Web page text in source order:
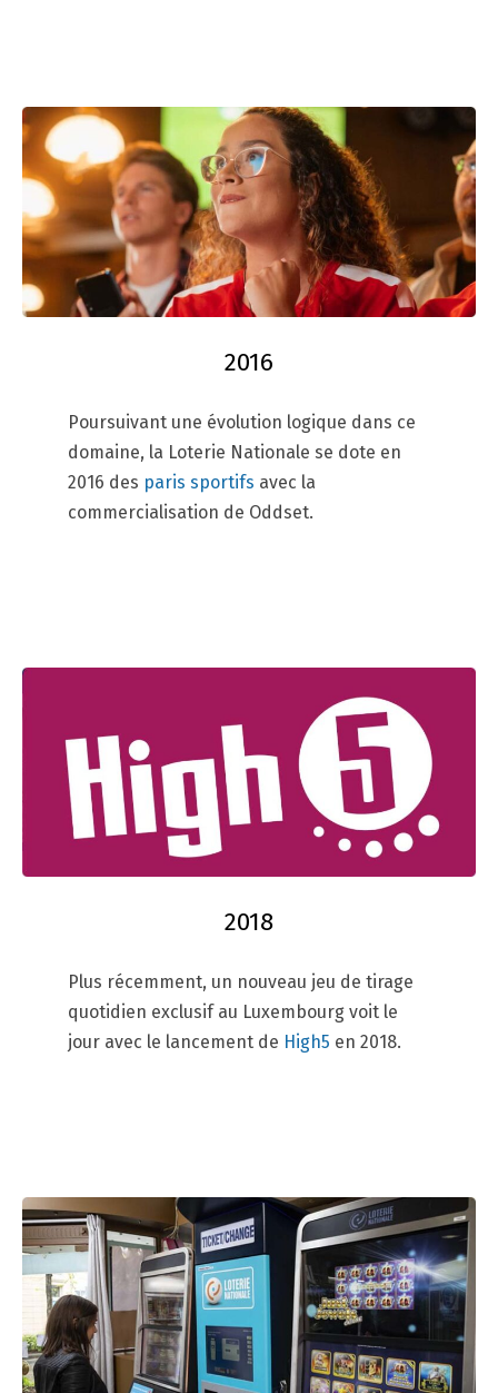
2016
Poursuivant une évolution logique dans ce
domaine, la Loterie Nationale se dote en
2016 des paris sportifs avec la
commercialisation de Oddset.
2018
Plus récemment, un nouveau jeu de tirage
quotidien exclusif au Luxembourg voit le
jour avec le lancement de High5 en 2018.